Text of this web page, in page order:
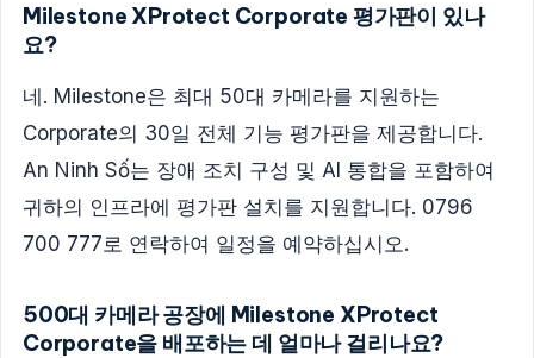
Milestone XProtect Corporate 평가판이 있나
요?
네. Milestone은 최대 50대 카메라를 지원하는
Corporate의 30일 전체 기능 평가판을 제공합니다.
An Ninh Số는 장애 조치 구성 및 AI 통합을 포함하여
귀하의 인프라에 평가판 설치를 지원합니다. 0796
700 777로 연락하여 일정을 예약하십시오.
500대 카메라 공장에 Milestone XProtect
Corporate을 배포하는 데 얼마나 걸리나요?